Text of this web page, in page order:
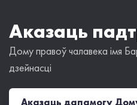
Аказаць
Дому правоў чалавека імя
дзейнасці
Аказаць дапамогу